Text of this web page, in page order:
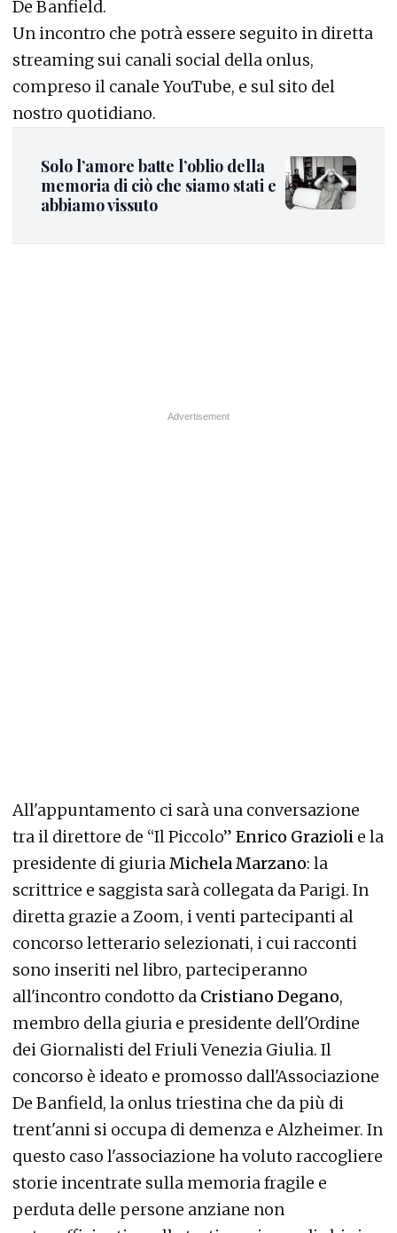
De Banfield.
Un incontro che potrà essere seguito in diretta
streaming sui canali social della onlus,
compreso il canale YouTube, e sul sito del
nostro quotidiano.
Solo l’amore batte l’oblio della
memoria di ciò che siamo stati e
abbiamo vissuto
All'appuntamento ci sarà una conversazione
tra il direttore de “Il Piccolo” Enrico Grazioli e la
presidente di giuriaMichela Marzano: la
scrittrice e saggista sarà collegata da Parigi. In
diretta grazie a Zoom, i venti partecipanti al
concorso letterario selezionati, i cui racconti
sono inseriti nel libro, parteciperanno
all'incontro condotto da Cristiano Degano,
membro della giuria e presidente dell'Ordine
dei Giornalisti del Friuli Venezia Giulia. Il
concorso è ideato e promosso dall'Associazione
De Banfield, la onlus triestina che da più di
trent'anni si occupa di demenza e Alzheimer. In
questo caso l'associazione ha voluto raccogliere
storie incentrate sulla memoria fragile e
perduta delle persone anziane non